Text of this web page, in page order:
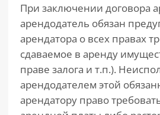
При заключении договора
арендодатель обязан
арендатора о всех правах
сдаваемое в аренду
праве залога и т.п.).
арендодателем этой
арендатору право